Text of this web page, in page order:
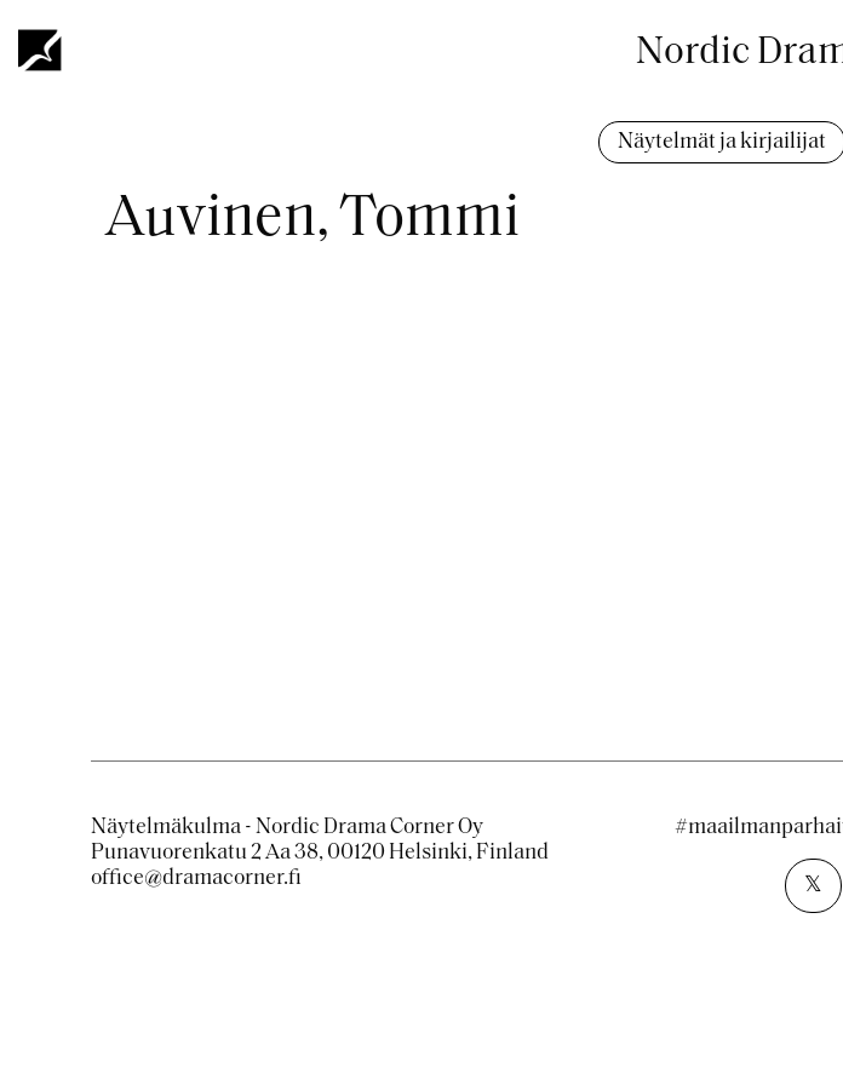
pääsisältöön
Nordic
Näytelmät ja kirjailijat
Auvinen, Tommi
Näytelmäkulma - Nordic Drama Corner Oy
Punavuorenkatu 2 Aa 38, 00120 Helsinki, Finland
office@dramacorner.fi
𝕏